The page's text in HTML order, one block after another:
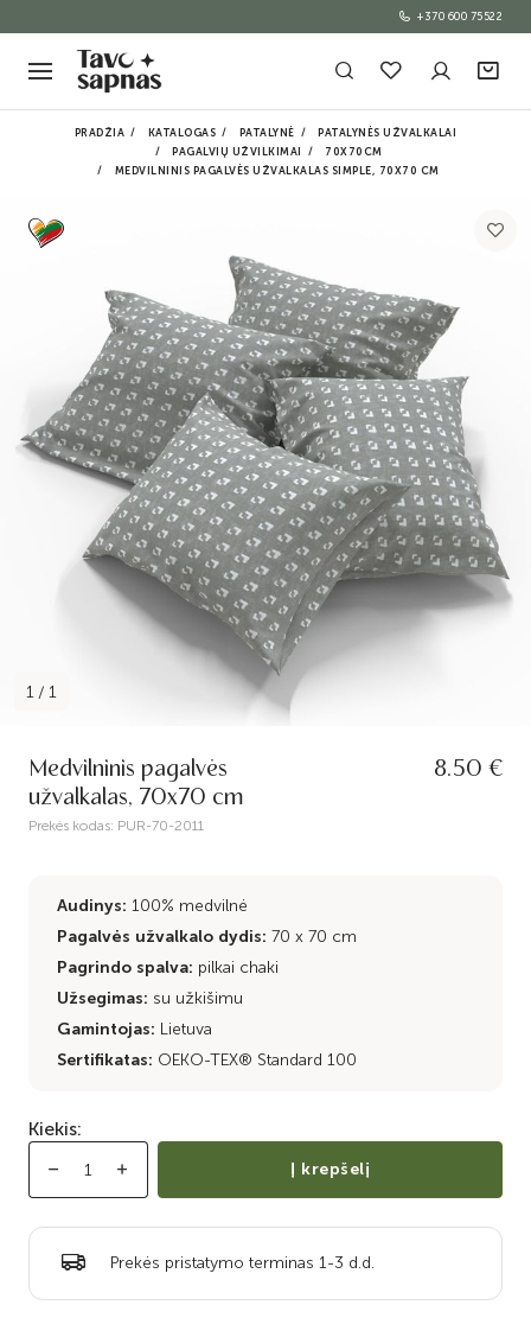
+370 600 75522
PRADŽIA KATALOGAS PATALYNĖ
PATALYNĖS UŽVALKALAI
PAGALVIŲ UŽVILKIMAI
70X70CM
MEDVILNINIS PAGALVĖS UŽVALKALAS SIMPLE, 70X70 CM
1 / 1
Medvilninis pagalvės
užvalkalas, 70x70 cm
Prekės kodas: PUR-70-2011
8.50 €
Audinys: 100% medvilnė
Pagalvės užvalkalo dydis: 70 x 70 cm
Pagrindo spalva: pilkai chaki
Užsegimas: su užkišimu
Gamintojas: Lietuva
Sertifikatas: OEKO-TEX® Standard 100
Kiekis:
Į krepšelį
Prekės pristatymo terminas 1-3 d.d.